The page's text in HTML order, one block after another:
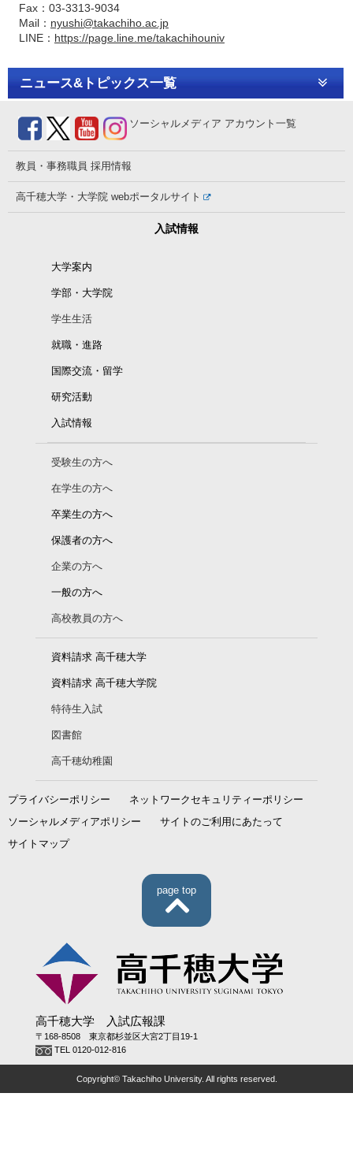
ニュース&トピックス一覧
Fax：03-3313-9034
Mail： nyushi@takachiho.ac.jp
LINE： https://page.line.me/takachihouniv
ソーシャルメディア アカウント一覧
教員・事務職員 採用情報
高千穂大学・大学院 webポータルサイト
入試情報
大学案内
学部・大学院
学生生活
就職・進路
国際交流・留学
研究活動
入試情報
受験生の方へ
在学生の方へ
卒業生の方へ
保護者の方へ
企業の方へ
一般の方へ
高校教員の方へ
資料請求 高千穂大学
資料請求 高千穂大学院
特待生入試
図書館
高千穂幼稚園
プライバシーポリシー
ネットワークセキュリティーポリシー
ソーシャルメディアポリシー
サイトのご利用にあたって
サイトマップ
page top
高千穂大学 入試広報課
〒168-8508 東京都杉並区大宮2丁目19-1
TEL 0120-012-816
Copyright© Takachiho University. All rights reserved.